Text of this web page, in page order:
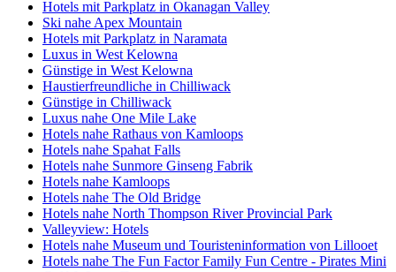
Hotels mit Parkplatz in Okanagan Valley
Ski nahe Apex Mountain
Hotels mit Parkplatz in Naramata
Luxus in West Kelowna
Günstige in West Kelowna
Haustierfreundliche in Chilliwack
Günstige in Chilliwack
Luxus nahe One Mile Lake
Hotels nahe Rathaus von Kamloops
Hotels nahe Spahat Falls
Hotels nahe Sunmore Ginseng Fabrik
Hotels nahe Kamloops
Hotels nahe The Old Bridge
Hotels nahe North Thompson River Provincial Park
Valleyview: Hotels
Hotels nahe Museum und Touristeninformation von Lillooet
Hotels nahe The Fun Factor Family Fun Centre - Pirates Mini